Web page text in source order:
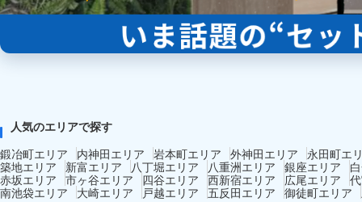
人気のエリアで探す
鍛冶町エリア
内神田エリア 岩本町エリア 外神田エリア
永田町エ
築地エリア
新富エリア 八丁堀エリア 八重洲エリア 銀座エリア
赤坂エリア 市ヶ谷エリア 四谷エリア 西新宿エリア 広尾エリア
南池袋エリア
大崎エリア 戸越エリア 五反田エリア 御徒町エリア